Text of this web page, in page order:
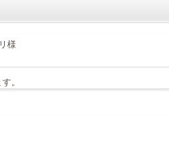
様
。